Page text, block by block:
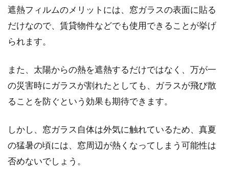
売されています。窓は、寒さや熱さを伝えやす
傷んだ窓のゴムパッキンを修理！掃
除方法や交換時期はいつ？
賃貸物件に住んでいるとき、部屋の掃除はしっ
掃除はつい忘...
遮熱フィルムのメリットには、窓ガラスの表面に貼る
だけなので、賃貸物件などでも使用できることが挙げ
られます。
また、太陽からの熱を遮熱するだけではなく、万が一
の災害時にガラスが割れたとしても、ガラスが飛び散
ることを防ぐという効果も期待できます。
しかし、窓ガラス自体は外気に触れているため、真夏
の猛暑の頃には、窓周辺が熱くなってしまう可能性は
否めないでしょう。